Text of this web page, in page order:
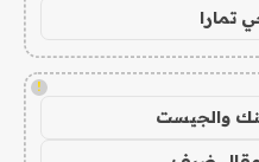
تمارا
!
والجيست